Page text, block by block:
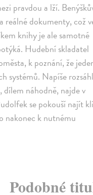
pravdou a lží.
reálné dokumenty, což
knihy je ale samotné
Hudební skladatel
k poznání, že
systémů. Napíše
dílem náhodně, najde v
se pokouší najít
nakonec k nutnému
Podobné